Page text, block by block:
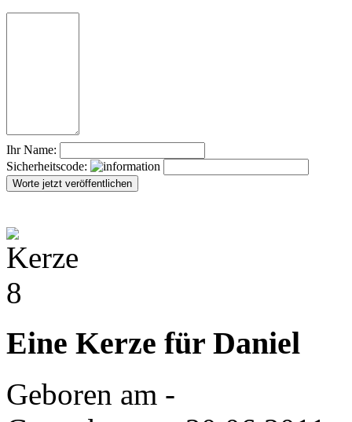
Ihr Name:
Sicherheitscode:
Eine Kerze für Daniel
Geboren am -